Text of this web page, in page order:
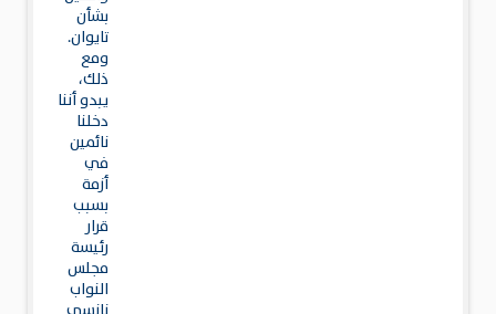
بشأن
تايوان.
ومع
ذلك،
يبدو أننا
دخلنا
نائمين
في
أزمة
بسبب
قرار
رئيسة
مجلس
النواب